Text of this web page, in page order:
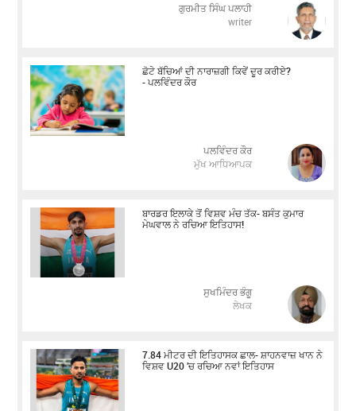
ਗੁਰਮੀਤ ਸਿੰਘ ਪਲਾਹੀ
writer
ਛੋਟੇ ਬੱਚਿਆਂ ਦੀ ਨਾਰਾਜ਼ਗੀ ਕਿਵੇਂ ਦੂਰ ਕਰੀਏ?
- ਪਲਵਿੰਦਰ ਕੌਰ
ਪਲਵਿੰਦਰ ਕੌਰ
ਮੁੱਖ ਆਧਿਆਪਕ
ਬਾਰਡਰ ਇਲਾਕੇ ਤੋਂ ਵਿਸ਼ਵ ਮੰਚ ਤੱਕ- ਬਸੰਤ ਕੁਮਾਰ
ਮੇਘਵਾਲ ਨੇ ਰਚਿਆ ਇਤਿਹਾਸ!
ਸੁਖਮਿੰਦਰ ਭੰਗੂ
ਲੇਖਕ
7.84 ਮੀਟਰ ਦੀ ਇਤਿਹਾਸਕ ਛਾਲ- ਸ਼ਾਹਨਵਾਜ਼ ਖਾਨ ਨੇ
ਵਿਸ਼ਵ U20 ’ਚ ਰਚਿਆ ਨਵਾਂ ਇਤਿਹਾਸ